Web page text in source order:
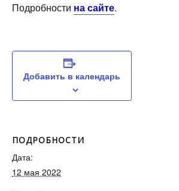
Подробности на сайте.
Добавить в календарь
ПОДРОБНОСТИ
Дата:
12 мая 2022